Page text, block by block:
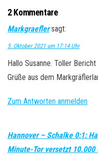
2 Kommentare
Markgraefler sagt:
5. Oktober 2021 um 17:14 Uhr
Hallo Susanne. Toller
Grüße aus dem
Zum Antworten anmelden
Hannover – Schalke 0:1:
Minute-Tor versetzt